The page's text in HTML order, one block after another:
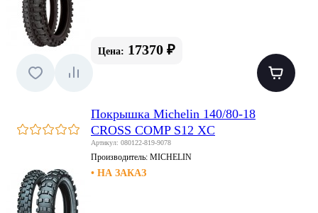
Цена: 17370 ₽
Покрышка Michelin 140/80-18
CROSS COMP S12 XC
Артикул: 080122-819-9078
Производитель: MICHELIN
• НА ЗАКАЗ